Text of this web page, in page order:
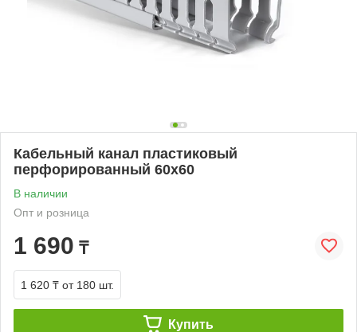
Кабельный канал пластиковый
перфорированный 60х60
В наличии
Опт и розница
1 690 ₸
1 620 ₸ от 180 шт.
Купить